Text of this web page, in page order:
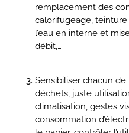
remplacement des
calorifugeage, teinture
l’eau en interne et
débit,…
Sensibiliser chacun
déchets, juste
climatisation, gestes
consommation